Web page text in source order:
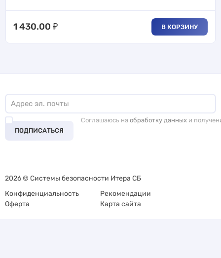
1 430.00 ₽ В КОРЗИНУ
ПОДПИСАТЬСЯ
Соглашаюсь на обработку данных и
2026 © Системы безопасности Итера СБ
Конфиденциальность
Рекомендации
Оферта
Карта сайта